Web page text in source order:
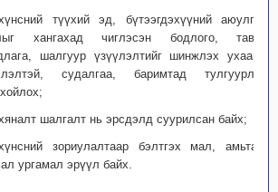
түүхий эд, бүтээгдэхүүний аюулгүй
хангахад чиглэсэн бодлого, тавих
шалгуур үзүүлэлтийг шинжлэх ухааны
судалгаа, баримтад тулгуурлан
шалгалт нь эрсдэлд суурилсан байх;
зориулалтаар бэлтгэх мал, амьтан,
ургамал эрүүл байх.